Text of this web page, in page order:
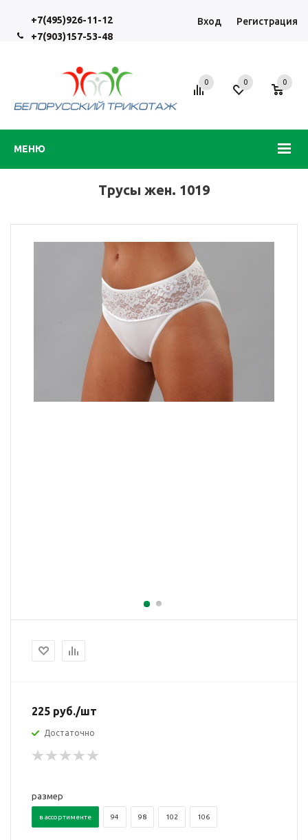
+7(495)926-11-12
+7(903)157-53-48
Вход Регистрация
МЕНЮ
0 0 0
Трусы жен. 1019
225 руб./шт
Достаточно
размер
в ассортименте 94 98 102 106